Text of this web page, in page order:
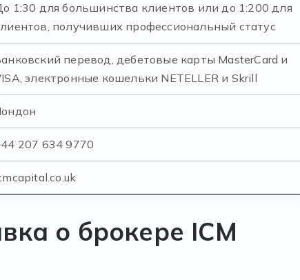
1:30 для большинства клиентов или до 1:200 для
получивших профессиональный статус
перевод, дебетовые карты MasterCard и
электронные кошельки NETELLER и Skrill
207 634 9770
о брокере ICM